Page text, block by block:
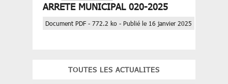
ARRETE MUNICIPAL 020-2025
Document PDF - 772.2 ko - Publié le 16 janvier 2025
TOUTES LES ACTUALITES